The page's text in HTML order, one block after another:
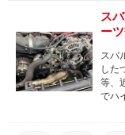
ス
ー
スバ
した
等、
でハ